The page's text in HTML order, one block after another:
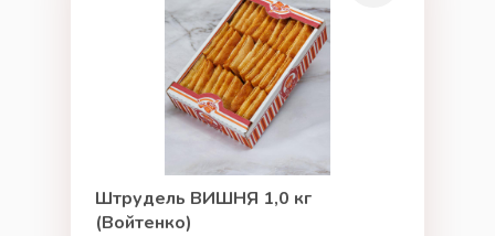
Штрудель ВИШНЯ 1,0 кг
(Войтенко)